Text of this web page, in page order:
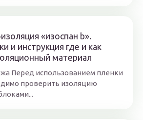
«изоспан b».
и инструкция где и как
материал
Перед использованием пленки
проверить изоляцию